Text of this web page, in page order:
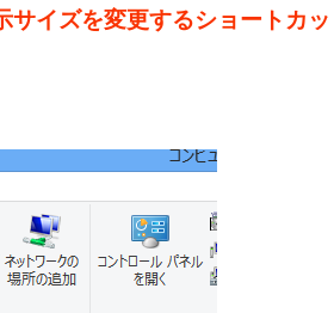
サイズを変更するショートカ